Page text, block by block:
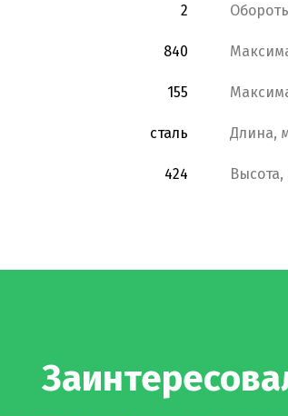
2
840
155
сталь Длина,
424